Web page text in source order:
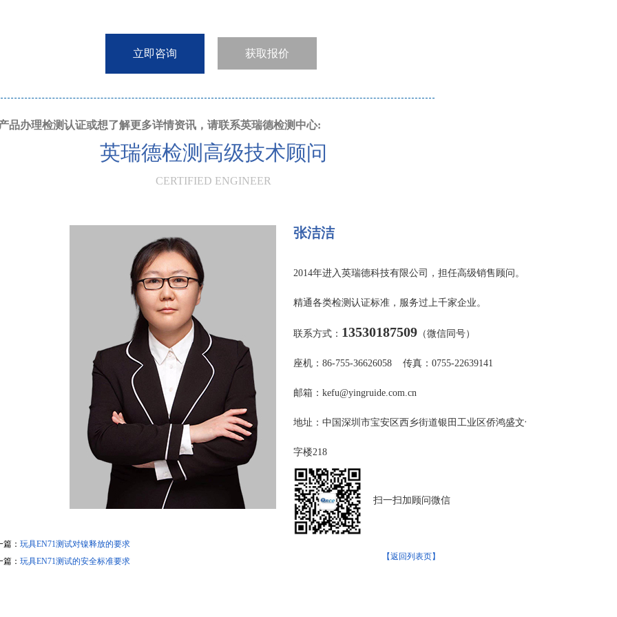
立即咨询 获取报价
品办理检测认证或想了解更多详情资讯，请联系英瑞德检测中心:
英瑞德检测高级技术顾问
CERTIFIED ENGINEER
张洁洁
2014年进入英瑞德科技有限公司，担任高级销售顾问。
精通各类检测认证标准，服务过上千家企业。
联系方式： 13530187509 （微信同号）
座机：86-755-36626058 传真：0755-22639141
邮箱：kefu@yingruide.com.cn
地址：中国深圳市宝安区西乡街道银田工业区侨鸿盛文化创意园A栋写
字楼218
扫一扫加顾问微信
篇： 玩具EN71测试对镍释放的要求
篇： 玩具EN71测试的安全标准要求 【返回列表页】